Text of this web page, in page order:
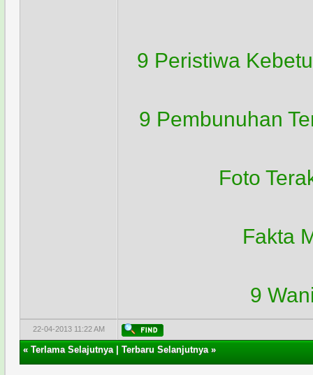
9 Peristiwa
9 Pembunuhan
Foto
Fakta
9
22-04-2013 11:22 AM
«Terlama Selajutnya|Terbaru Selanjutnya»